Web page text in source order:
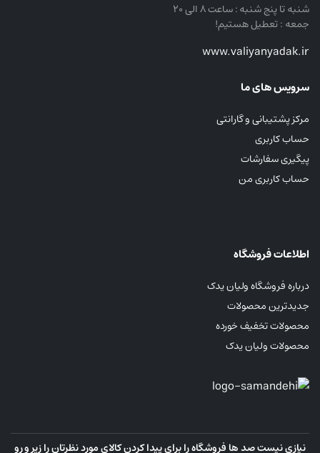
شنبه تا پنج شنبه : ساعت ۸ الی ۲۰
جمعه : تعطیل هستیم!
www.valiyanyadak.ir
سرویس های ما
مرکز پشتیبانی و گارانتی
حساب کاربری
پیگیری سفارشات
حساب کاربری من
اطلاعات فروشگاه
درباره فروشگاه ولیان یدک
جدیدترین محصولات
محصولات تخفیف خورده
محصولات ولیان یدک
نیازی نیست صد ها فروشگاه را برای پیدا کردن کالای مورد نظرتان را زیر و رو